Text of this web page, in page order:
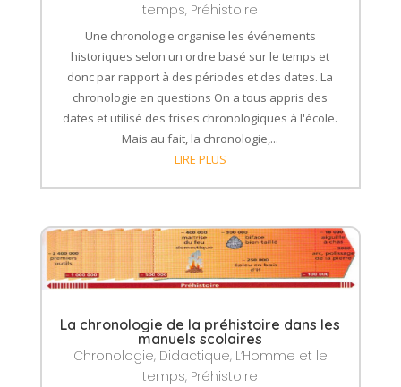
temps, Préhistoire
Une chronologie organise les événements
historiques selon un ordre basé sur le temps et
donc par rapport à des périodes et des dates. La
chronologie en questions On a tous appris des
dates et utilisé des frises chronologiques à l'école.
Mais au fait, la chronologie,...
LIRE PLUS
La chronologie de la préhistoire dans les
manuels scolaires
Chronologie, Didactique, L’Homme et le
temps, Préhistoire